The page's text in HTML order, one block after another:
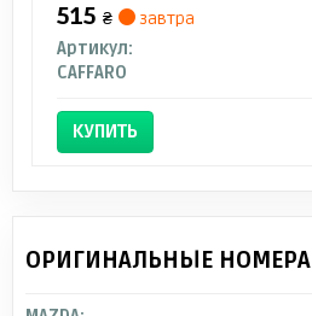
515 ₴
завтра
Артикул:
CAFFARO
КУПИТЬ
ОРИГИНАЛЬНЫЕ НОМЕРА